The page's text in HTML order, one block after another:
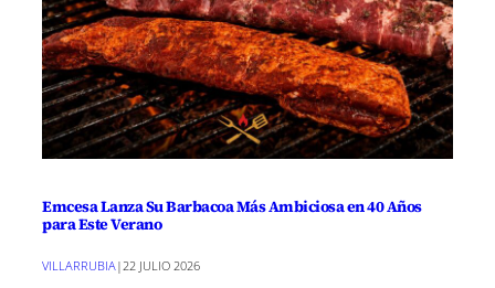
Emcesa Lanza Su Barbacoa Más Ambiciosa en 40 Años
para Este Verano
VILLARRUBIA|22 JULIO 2026